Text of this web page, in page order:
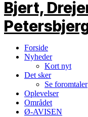
Forside
Nyheder
Kort nyt
Det sker
Se foromtaler
Oplevelser
Området
Ø-AVISEN